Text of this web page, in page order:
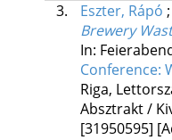
3.
Eszter, Rápó ;
Brewery
In:
Conference:
Riga,
Absztrakt /
[31950595]